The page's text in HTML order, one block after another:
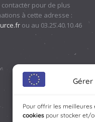
Pour offrir les meilleures
cookies pour stocker et/
pour de plus
à cette adresse :
ou au 03.25.40.10.46